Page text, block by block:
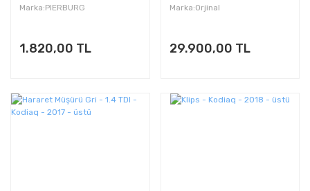
Marka:PIERBURG
1.820,00 TL
Marka:Orjinal
29.900,00 TL